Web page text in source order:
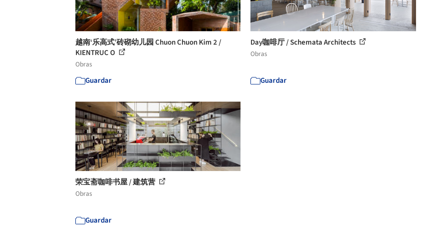
越南‘乐高式’砖砌幼儿园 Chuon Chuon Kim 2 /
KIENTRUC O
Obras
Guardar
Day咖啡厅 / Schemata Architects
Obras
Guardar
荣宝斋咖啡书屋 / 建筑营
Obras
Guardar